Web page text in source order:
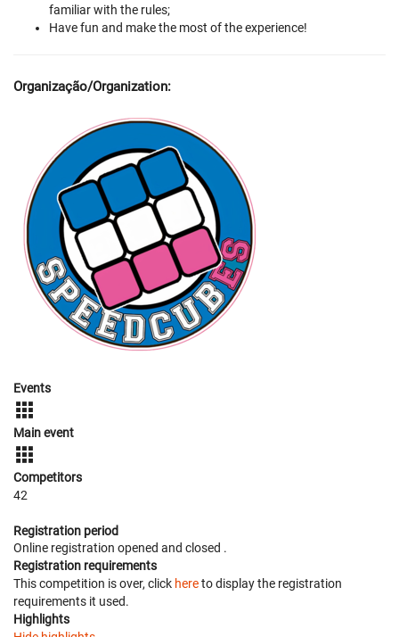
familiar with the rules;
Have fun and make the most of the experience!
Organização/Organization:
Events
Main event
Competitors
42
Registration period
Online registration opened and closed .
Registration requirements
This competition is over, click hereto display the registration
requirements it used.
Highlights